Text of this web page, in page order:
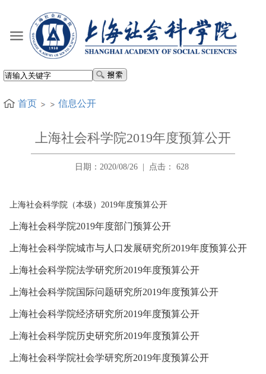
首页 信息公开
上海社会科学院2019年度预算公开
日期：2020/08/26 点击： 628
上海社会科学院（本级）2019年度预算公开
上海社会科学院2019年度部门预算公开
上海社会科学院城市与人口发展研究所2019年度预算公开
上海社会科学院法学研究所2019年度预算公开
上海社会科学院国际问题研究所2019年度预算公开
上海社会科学院经济研究所2019年度预算公开
上海社会科学院历史研究所2019年度预算公开
上海社会科学院社会学研究所2019年度预算公开